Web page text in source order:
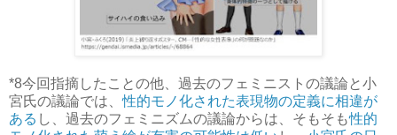
*8今回指摘したことの他、過去のフェミニストの議論と小
宮氏の議論では、性的モノ化された表現物の定義に相違が
ある し、過去のフェミニズムの議論からは、そもそも性的